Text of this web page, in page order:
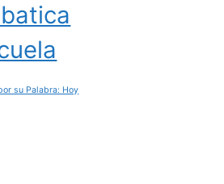
su Palabra: Hoy